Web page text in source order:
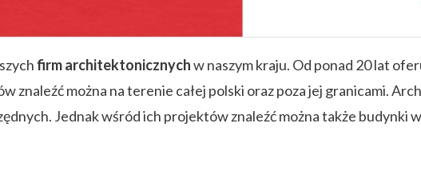
firm architektonicznychw naszym kraju. Od ponad 20 lat
znaleźć można na terenie całej polski oraz poza jej granicami.
Jednak wśród ich projektów znaleźć można także budynki